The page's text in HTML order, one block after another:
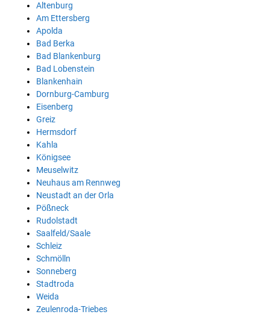
Altenburg
Am Ettersberg
Apolda
Bad Berka
Bad Blankenburg
Bad Lobenstein
Blankenhain
Dornburg-Camburg
Eisenberg
Greiz
Hermsdorf
Kahla
Königsee
Meuselwitz
Neuhaus am Rennweg
Neustadt an der Orla
Pößneck
Rudolstadt
Saalfeld/Saale
Schleiz
Schmölln
Sonneberg
Stadtroda
Weida
Zeulenroda-Triebes